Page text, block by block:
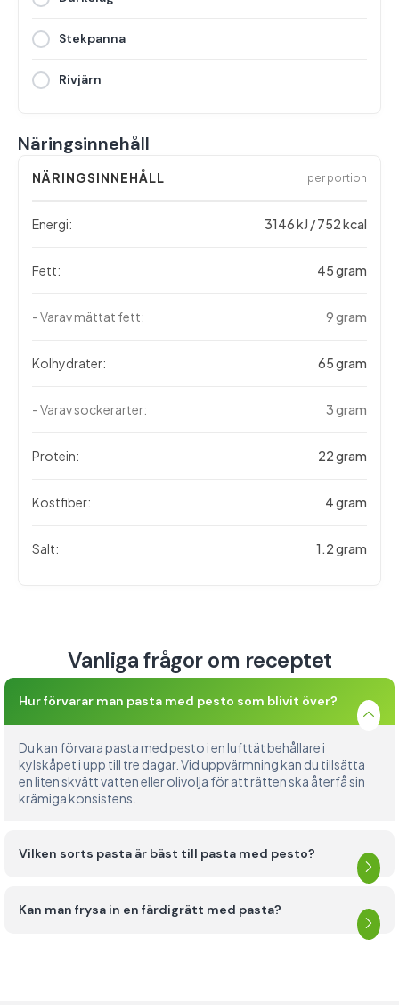
Stekpanna
Rivjärn
Näringsinnehåll
NÄRINGSINNEHÅLL per portion
Energi: 3146 kJ / 752 kcal
Fett: 45 gram
- Varav mättat fett: 9 gram
Kolhydrater: 65 gram
- Varav sockerarter: 3 gram
Protein: 22 gram
Kostfiber: 4 gram
Salt: 1.2 gram
Vanliga frågor om receptet
Hur förvarar man pasta med pesto som blivit över?
Du kan förvara pasta med pesto i en lufttät behållare i
kylskåpet i upp till tre dagar. Vid uppvärmning kan du tillsätta
en liten skvätt vatten eller olivolja för att rätten ska återfå sin
krämiga konsistens.
Vilken sorts pasta är bäst till pasta med pesto?
Kan man frysa in en färdigrätt med pasta?